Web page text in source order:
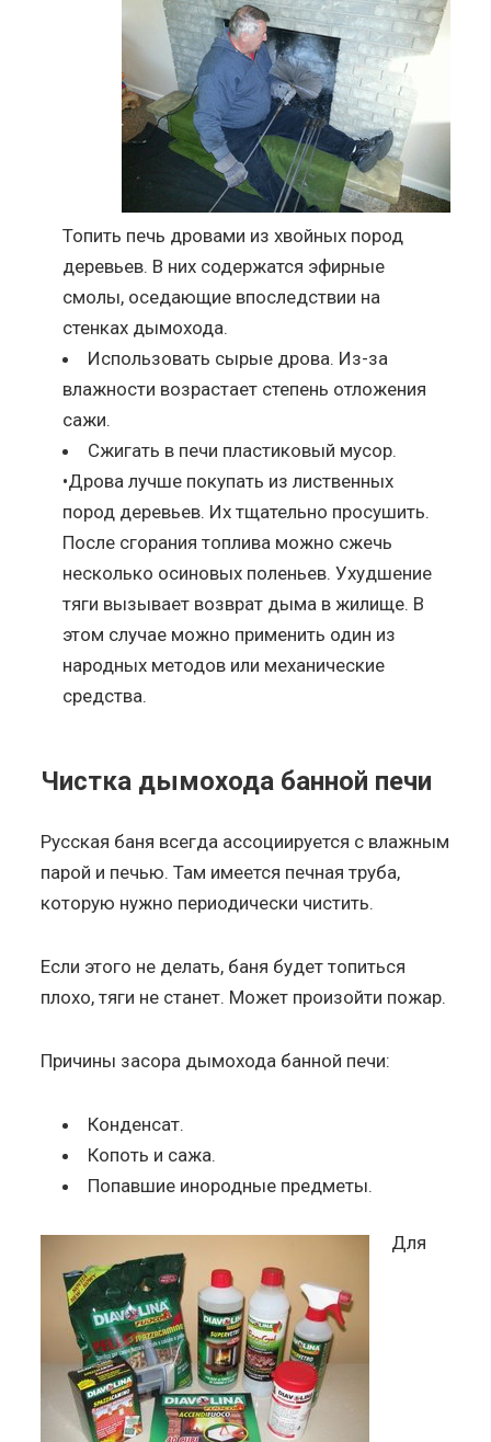
Топить печь дровами из хвойных пород
деревьев. В них содержатся эфирные
смолы, оседающие впоследствии на
стенках дымохода.
Использовать сырые дрова. Из-за
влажности возрастает степень отложения
сажи.
Сжигать в печи пластиковый мусор.
•Дрова лучше покупать из лиственных
пород деревьев. Их тщательно просушить.
После сгорания топлива можно сжечь
несколько осиновых поленьев. Ухудшение
тяги вызывает возврат дыма в жилище. В
этом случае можно применить один из
народных методов или механические
средства.
Чистка дымохода банной печи
Русская баня всегда ассоциируется с влажным
парой и печью. Там имеется печная труба,
которую нужно периодически чистить.
Если этого не делать, баня будет топиться
плохо, тяги не станет. Может произойти пожар.
Причины засора дымохода банной печи:
Конденсат.
Копоть и сажа.
Попавшие инородные предметы.
Для